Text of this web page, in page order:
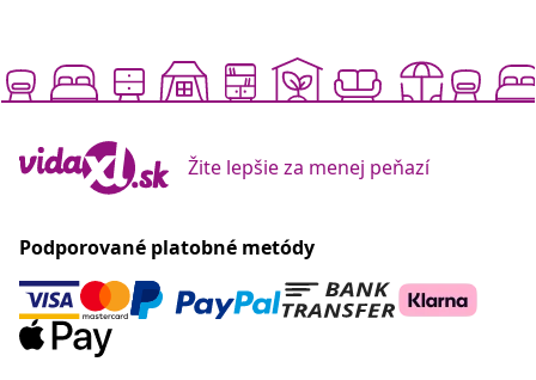
Žite lepšie za menej peňazí
Podporované platobné metódy